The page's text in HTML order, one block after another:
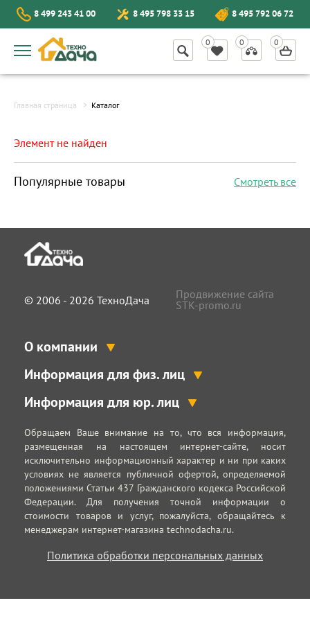
8 499 243 41 00 8 495 798 33 15 8 495 792 06 72
Главная страница Каталог
Элемент не найден
Популярные товары Смотреть все
© 2006 - 2026 ТехноДача
Продвижение сайта
STK-promo.ru
О компании
Информация для физ. лиц
Информация для юр. лиц
Обращаем Ваше внимание на то, что вся информация,
размещенная на настоящем интернет-сайте, носит
исключительно информационный характер и ни при каких
условиях не является публичной офертой, определяемой
положениями Статьи 437 Гражданского кодекса Российской
Федерации. Для получения точной информации о
стоимости товаров и услуг, пожалуйста, обращайтесь к
менеджерам интернет-магазина technodacha.ru.
Политика обработки персональных данных